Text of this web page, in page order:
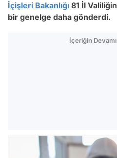
İçişleri Bakanlığı 81 İl
bir genelge daha gönderdi.
İçeriğin Devamı